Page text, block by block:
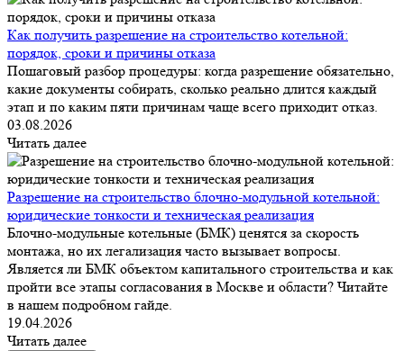
Как получить разрешение на строительство котельной:
порядок, сроки и причины отказа
Пошаговый разбор процедуры: когда разрешение обязательно,
какие документы собирать, сколько реально длится каждый
этап и по каким пяти причинам чаще всего приходит отказ.
03.08.2026
Читать далее
Разрешение на строительство блочно-модульной котельной:
юридические тонкости и техническая реализация
Блочно-модульные котельные (БМК) ценятся за скорость
монтажа, но их легализация часто вызывает вопросы.
Является ли БМК объектом капитального строительства и как
пройти все этапы согласования в Москве и области? Читайте
в нашем подробном гайде.
19.04.2026
Читать далее